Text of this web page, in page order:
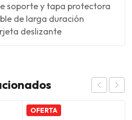
soporte y tapa protectora
de larga duración
deslizante
OFERTA